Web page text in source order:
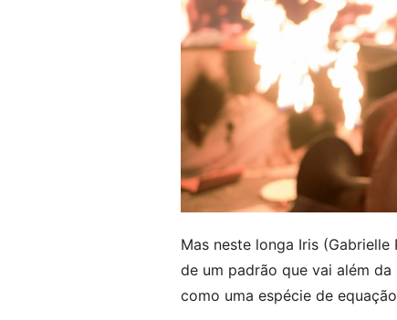
Mas neste longa Iris
de um padrão que vai além
como uma espécie de